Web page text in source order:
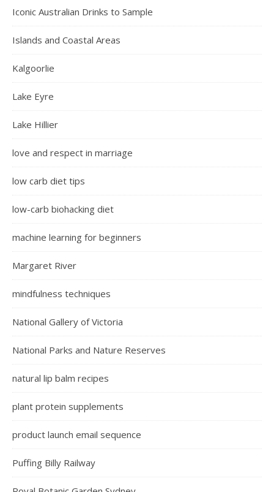
Iconic Australian Drinks to Sample
Islands and Coastal Areas
Kalgoorlie
Lake Eyre
Lake Hillier
love and respect in marriage
low carb diet tips
low-carb biohacking diet
machine learning for beginners
Margaret River
mindfulness techniques
National Gallery of Victoria
National Parks and Nature Reserves
natural lip balm recipes
plant protein supplements
product launch email sequence
Puffing Billy Railway